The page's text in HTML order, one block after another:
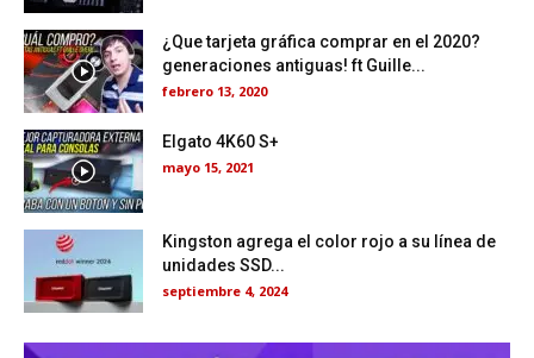
¿Que tarjeta gráfica comprar en el 2020?
generaciones antiguas! ft Guille...
febrero 13, 2020
Elgato 4K60 S+
mayo 15, 2021
Kingston agrega el color rojo a su línea de
unidades SSD...
septiembre 4, 2024